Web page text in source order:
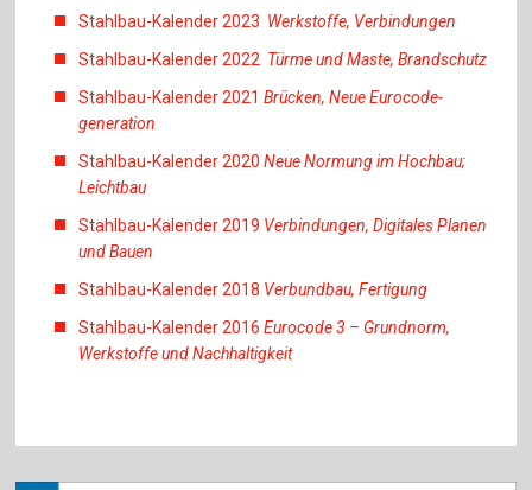
Stahlbau-Kalender 2023 Werkstoffe, Verbindungen
Stahlbau-Kalender 2022 Türme und Maste, Brandschutz
Stahlbau-Kalender 2021Brücken, Neue Eurocode-
generation
Stahlbau-Kalender 2020Neue Normung im Hochbau;
Leichtbau
Stahlbau-Kalender 2019 Verbindungen, Digitales Planen
und Bauen
Stahlbau-Kalender 2018 Verbundbau, Fertigung
Stahlbau-Kalender 2016Eurocode 3 – Grundnorm,
Werkstoffe und Nachhaltigkeit